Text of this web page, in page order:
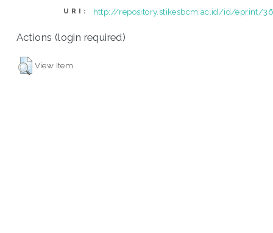
URI: http://repository.stikesbcm.ac.id/id/eprint/
Actions (login required)
View Item